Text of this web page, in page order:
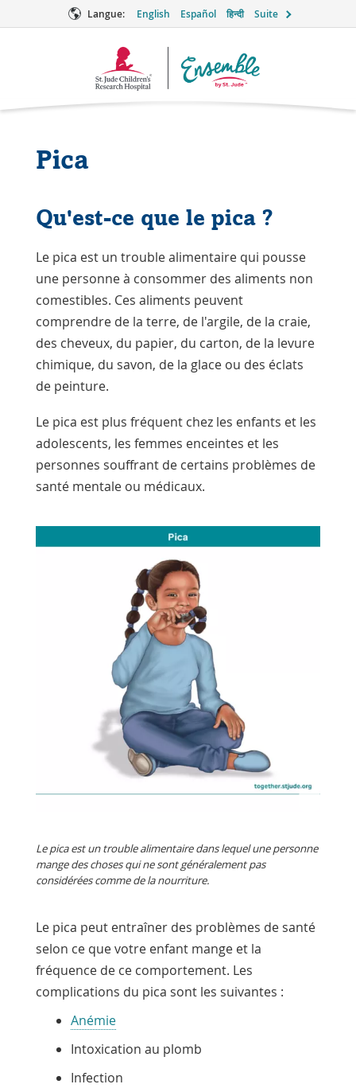
Langue: English Español हिन्दी Suite
Logo
Pica
Qu'est-ce que le pica ?
Le pica est un trouble alimentaire qui pousse
une personne à consommer des aliments non
comestibles. Ces aliments peuvent
comprendre de la terre, de l'argile, de la craie,
des cheveux, du papier, du carton, de la levure
chimique, du savon, de la glace ou des éclats
de peinture.
Le pica est plus fréquent chez les enfants et les
adolescents, les femmes enceintes et les
personnes souffrant de certains problèmes de
santé mentale ou médicaux.
Le pica est un trouble alimentaire dans lequel une personne
mange des choses qui ne sont généralement pas
considérées comme de la nourriture.
Le pica peut entraîner des problèmes de santé
selon ce que votre enfant mange et la
fréquence de ce comportement. Les
complications du pica sont les suivantes :
Anémie
Intoxication au plomb
Infection